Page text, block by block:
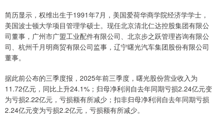
简历显示，权维出生于1991年7月，美国爱荷华商学院经济学学士，
美国波士顿大学项目管理学硕士。现任北京清北仁达控股集团有限公
司董事，广州市广盟工业配件有限公司、北京步之跃管理咨询有限公
司、杭州千月明商贸有限公司监事，辽宁曙光汽车集团股份有限公司
董事。
据此前公布的三季度报，2025年前三季度，曙光股份营业收入为
11.72亿元，同比上升24.1%；归母净利润自去年同期亏损2.24亿元变
为亏损2.22亿元，亏损额有所减少；扣非归母净利润自去年同期亏损
2.24亿元变为亏损2.2亿元，亏损额有所减少。